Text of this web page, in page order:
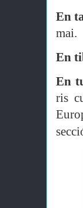
En
mai.
En
En
ris